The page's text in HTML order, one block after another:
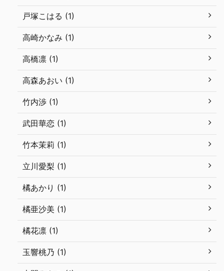
戸塚こはる (1)
高崎かなみ (1)
高橋凛 (1)
高森あおい (1)
竹内渉 (1)
武田華恋 (1)
竹本茉莉 (1)
立川愛梨 (1)
橘あかり (1)
橘亜沙美 (1)
橘花凛 (1)
玉響桃乃 (1)